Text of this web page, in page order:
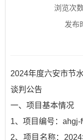
浏览次数
发布
2024年度六安市节
谈判公告
一、项目基本情况
1、项目编号：
2、项目名称：